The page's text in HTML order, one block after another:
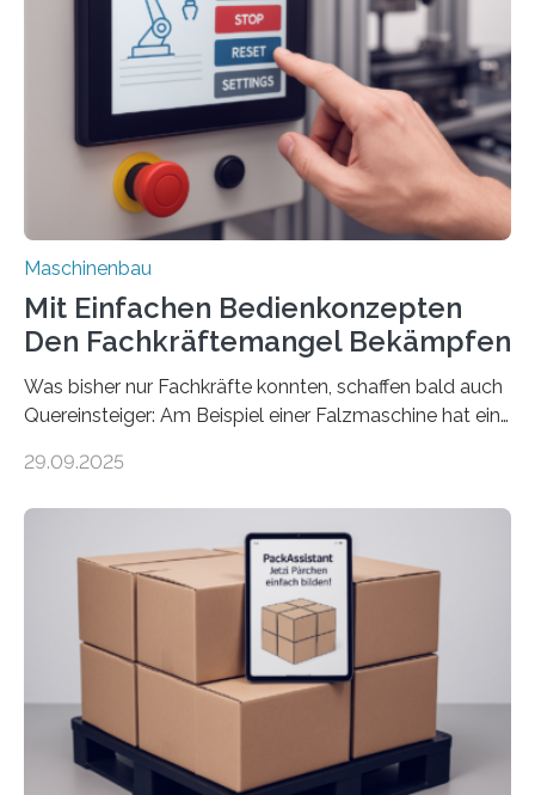
Maschinenbau
Mit Einfachen Bedienkonzepten
Den Fachkräftemangel Bekämpfen
Was bisher nur Fachkräfte konnten, schaffen bald auch
Quereinsteiger: Am Beispiel einer Falzmaschine hat ein
Mensch-Maschine-Schnittstelle so sehr vereinfacht,
Die zugrunde liegende Methodik lässt sich auf alle
anderen Maschinen übertragen. Eine Falzmaschine
umzurüsten ist ein Job für echte Profis. Eine solche
Maschine faltet in Druckereien Broschüren, Prospekte,
Landkarten und vieles mehr – mehrere Zehntausend
Exemplare pro Stunde. Je nach Maschinentyp und
Auftrag kann das Umrüsten…
29.09.2025